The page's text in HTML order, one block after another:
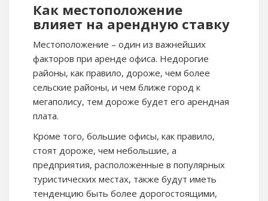
Как местоположение
влияет на арендную ставку
Местоположение – один из важнейших
факторов при аренде офиса. Недорогие
районы, как правило, дороже, чем более
сельские районы, и чем ближе город к
мегаполису, тем дороже будет его арендная
плата.
Кроме того, большие офисы, как правило,
стоят дороже, чем небольшие, а
предприятия, расположенные в популярных
туристических местах, также будут иметь
тенденцию быть более дорогостоящими,